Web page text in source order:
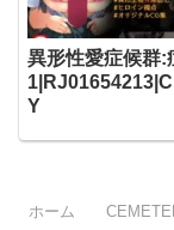
異形性愛症候群:
Y
ホーム